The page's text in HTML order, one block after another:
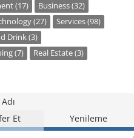
(17)
Business (32)
(27)
Services (98)
Drink (3)
(7)
Real Estate (3)
Et Yenileme